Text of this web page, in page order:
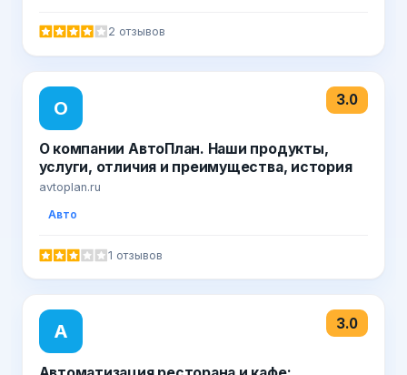
2 отзывов
О 3.0
О компании АвтоПлан. Наши продукты,
услуги, отличия и преимущества, история
avtoplan.ru
Авто
1 отзывов
А 3.0